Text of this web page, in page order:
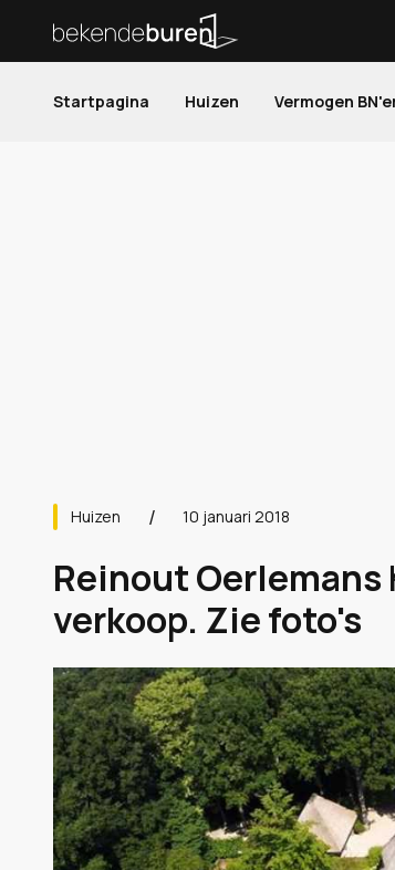
Startpagina Huizen Vermogen
Huizen 10 januari 2018
Reinout
verkoop. Zie foto's